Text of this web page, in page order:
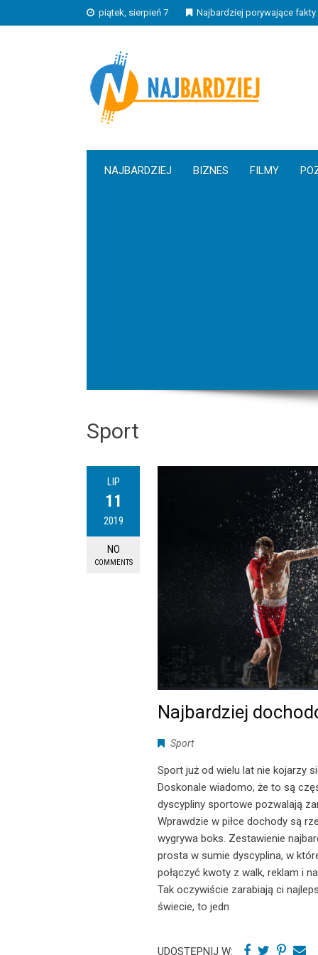
piątek, sierpień 7 Najbardziej porywające fakty
NAJBARDZIEJ BIZNES FILMY
Sport
LIP
11
2019
NO
COMMENTS
Najbardziej
Sport
Sport już od wielu lat nie kojarzy
Doskonale wiadomo, że to są
dyscypliny sportowe pozwalają
Wprawdzie w piłce dochody są
wygrywa boks. Zestawienie
prosta w sumie dyscyplina, w
połączyć kwoty z walk, reklam i
Tak oczywiście zarabiają ci
świecie, to jedn
UDOSTĘPNIJ W: